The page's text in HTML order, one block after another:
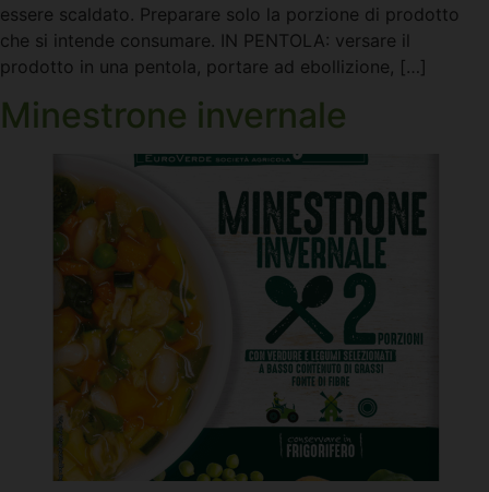
essere scaldato. Preparare solo la porzione di prodotto
che si intende consumare. IN PENTOLA: versare il
prodotto in una pentola, portare ad ebollizione, […]
Minestrone invernale